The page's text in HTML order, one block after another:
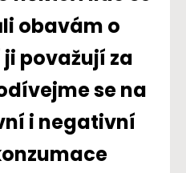
obavám o
považují za
se na
i negativní